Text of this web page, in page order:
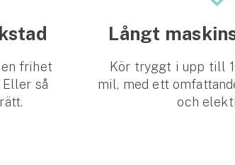
en frihet
Eller så
Långt
Kör tryggt i upp till
mil, med ett
och